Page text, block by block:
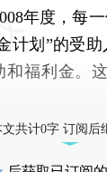
年度，每
计划”的受
和福利金。
文共计0字 订阅后